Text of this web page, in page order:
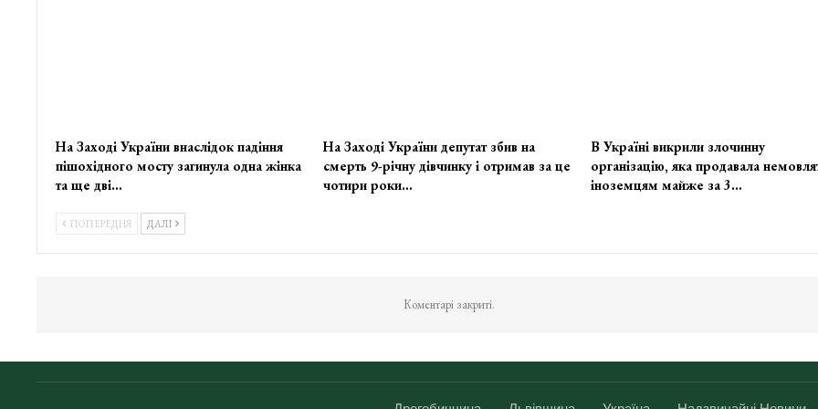
На Заході України внаслідок падіння
пішохідного мосту загинула одна жінка
та ще дві…
На Заході України депутат збив на
смерть 9-річну дівчинку і отримав за це
чотири роки…
В Україні викрили злочинну
організацію, яка продавала
іноземцям майже за 3…
ПОПЕРЕДНЯ ДАЛІ
Коментарі закриті.